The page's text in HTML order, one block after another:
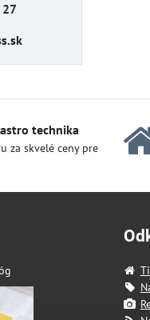
technika
za skvelé ceny pre